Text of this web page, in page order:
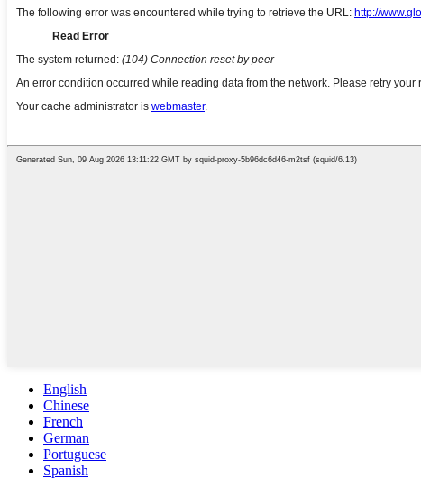
English
Chinese
French
German
Portuguese
Spanish